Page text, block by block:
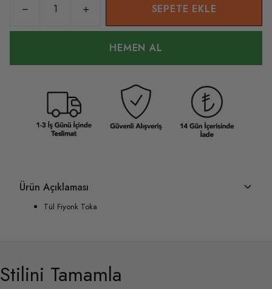
SEPETE EKLE
HEMEN AL
Ürün Açıklaması
Tül Fiyonk Toka
Stilini Tamamla